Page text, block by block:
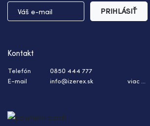
PRIHLÁSIŤ
Kontakt
Telefón
0850 444 777
E-mail
info@izerex.sk viac ...